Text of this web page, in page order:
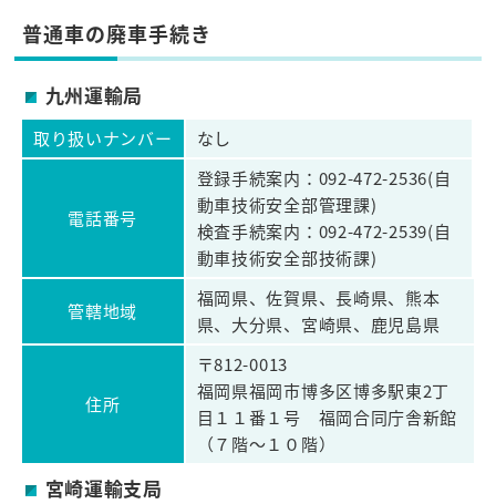
普通車の廃車手続き
九州運輸局
取り扱いナンバー なし
電話番号
登録手続案内：092-472-2536(自
動車技術安全部管理課)
検査手続案内：092-472-2539(自
動車技術安全部技術課)
管轄地域
福岡県、佐賀県、長崎県、熊本
県、大分県、宮崎県、鹿児島県
住所
〒812-0013
福岡県福岡市博多区博多駅東2丁
目１１番１号 福岡合同庁舎新館
（７階～１０階）
宮崎運輸支局